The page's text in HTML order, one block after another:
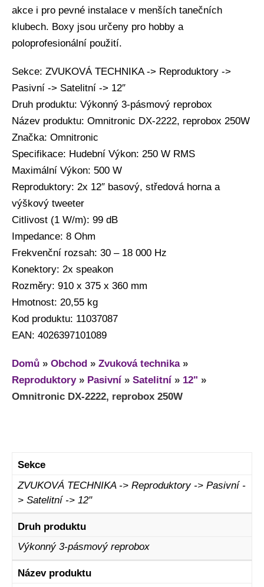
akce i pro pevné instalace v menších tanečních
klubech. Boxy jsou určeny pro hobby a
poloprofesionální použití.
Sekce: ZVUKOVÁ TECHNIKA -> Reproduktory ->
Pasivní -> Satelitní -> 12″
Druh produktu: Výkonný 3-pásmový reprobox
Název produktu: Omnitronic DX-2222, reprobox 250W
Značka: Omnitronic
Specifikace: Hudební Výkon: 250 W RMS
Maximální Výkon: 500 W
Reproduktory: 2x 12″ basový, středová horna a
výškový tweeter
Citlivost (1 W/m): 99 dB
Impedance: 8 Ohm
Frekvenční rozsah: 30 – 18 000 Hz
Konektory: 2x speakon
Rozměry: 910 x 375 x 360 mm
Hmotnost: 20,55 kg
Kod produktu: 11037087
EAN: 4026397101089
Domů » Obchod » Zvuková technika»
Reproduktory» Pasivní » Satelitní » 12" »
Omnitronic DX-2222, reprobox 250W
Sekce
ZVUKOVÁ TECHNIKA -> Reproduktory -> Pasivní -
> Satelitní -> 12"
Druh produktu
Výkonný 3-pásmový reprobox
Název produktu